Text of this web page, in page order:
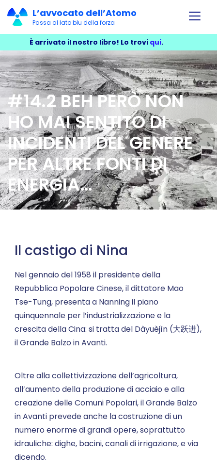
L’avvocato dell’Atomo
Passa al lato blu della forza
È arrivato il nostro libro! Lo trovi qui.
#14.2 BEH PERÒ NON
HO MAI SENTITO DI
INCIDENTI DEL GENERE
PER ALTRE FONTI DI
ENERGIA…
Il castigo di Nina
Nel gennaio del 1958 il presidente della
Repubblica Popolare Cinese, il dittatore Mao
Tse-Tung, presenta a Nanning il piano
quinquennale per l’industrializzazione e la
crescita della Cina: si tratta del Dàyuèjìn (大跃进),
il Grande Balzo in Avanti.
Oltre alla collettivizzazione dell’agricoltura,
all’aumento della produzione di acciaio e alla
creazione delle Comuni Popolari, il Grande Balzo
in Avanti prevede anche la costruzione di un
numero enorme di grandi opere, soprattutto
idrauliche: dighe, bacini, canali di irrigazione, e via
dicendo.